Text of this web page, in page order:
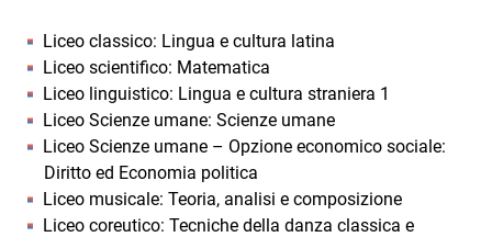
Liceo classico: Lingua e cultura latina
Liceo scientifico: Matematica
Liceo linguistico: Lingua e cultura straniera 1
Liceo Scienze umane: Scienze umane
Liceo Scienze umane – Opzione economico sociale:
Diritto ed Economia politica
Liceo musicale: Teoria, analisi e composizione
Liceo coreutico: Tecniche della danza classica e